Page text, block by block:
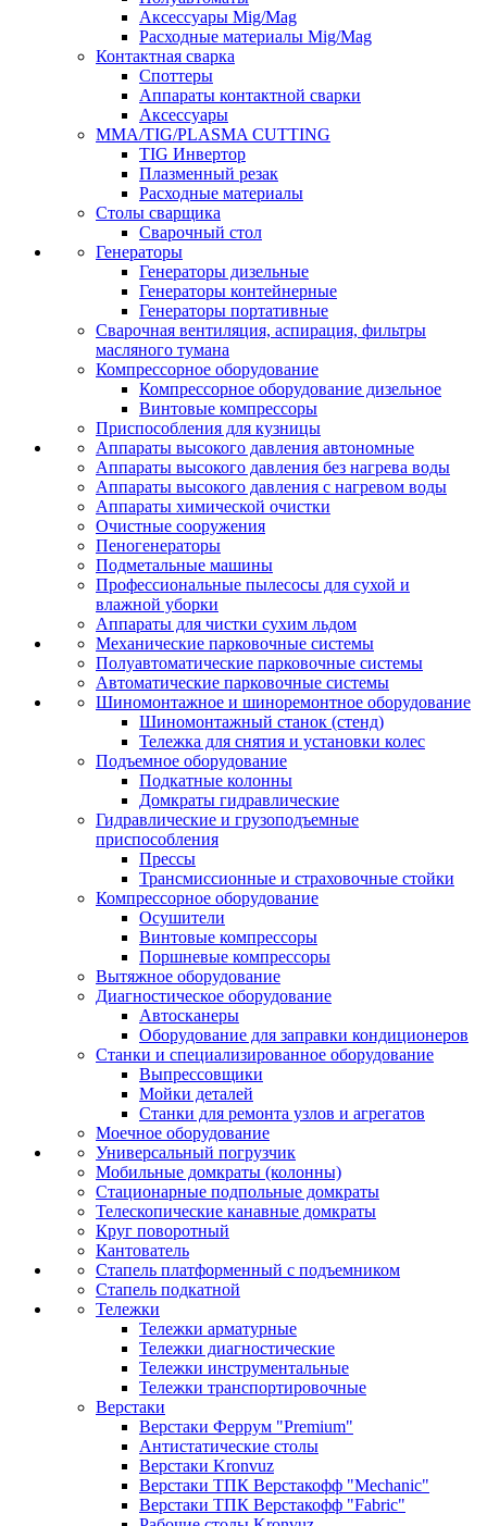
Аксессуары Mig/Mag
Расходные материалы Mig/Mag
Контактная сварка
Споттеры
Аппараты контактной сварки
Аксессуары
MMA/TIG/PLASMA CUTTING
TIG Инвертор
Плазменный резак
Расходные материалы
Столы сварщика
Сварочный стол
Генераторы
Генераторы дизельные
Генераторы контейнерные
Генераторы портативные
Сварочная вентиляция, аспирация, фильтры
масляного тумана
Компрессорное оборудование
Компрессорное оборудование дизельное
Винтовые компрессоры
Приспособления для кузницы
Аппараты высокого давления автономные
Аппараты высокого давления без нагрева воды
Аппараты высокого давления с нагревом воды
Аппараты химической очистки
Очистные сооружения
Пеногенераторы
Подметальные машины
Профессиональные пылесосы для сухой и
влажной уборки
Аппараты для чистки сухим льдом
Механические парковочные системы
Полуавтоматические парковочные системы
Автоматические парковочные системы
Шиномонтажное и шиноремонтное оборудование
Шиномонтажный станок (стенд)
Тележка для снятия и установки колес
Подъемное оборудование
Подкатные колонны
Домкраты гидравлические
Гидравлические и грузоподъемные
приспособления
Прессы
Трансмиссионные и страховочные стойки
Компрессорное оборудование
Осушители
Винтовые компрессоры
Поршневые компрессоры
Вытяжное оборудование
Диагностическое оборудование
Автосканеры
Оборудование для заправки кондиционеров
Станки и специализированное оборудование
Выпрессовщики
Мойки деталей
Станки для ремонта узлов и агрегатов
Моечное оборудование
Универсальный погрузчик
Мобильные домкраты (колонны)
Стационарные подпольные домкраты
Телескопические канавные домкраты
Круг поворотный
Кантователь
Стапель платформенный с подъемником
Стапель подкатной
Тележки
Тележки арматурные
Тележки диагностические
Тележки инструментальные
Тележки транспортировочные
Верстаки
Верстаки Феррум "Premium"
Антистатические столы
Верстаки Kronvuz
Верстаки ТПК Верстакофф "Mechanic"
Верстаки ТПК Верстакофф "Fabric"